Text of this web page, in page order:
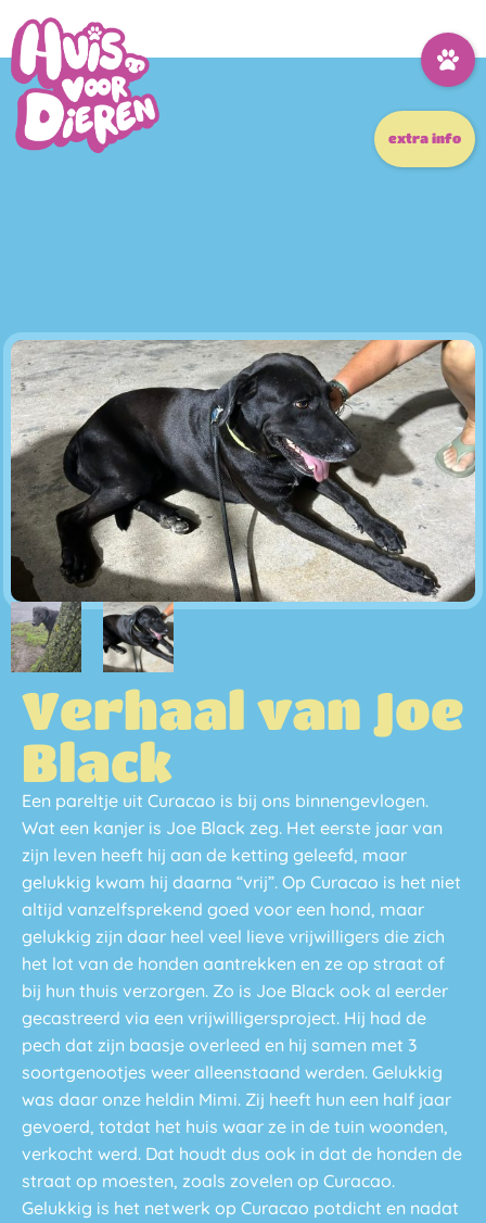
extra info
Verhaal van Joe
Black
Een pareltje uit Curacao is bij ons binnengevlogen.
Wat een kanjer is Joe Black zeg. Het eerste jaar van
zijn leven heeft hij aan de ketting geleefd, maar
gelukkig kwam hij daarna “vrij”. Op Curacao is het niet
altijd vanzelfsprekend goed voor een hond, maar
gelukkig zijn daar heel veel lieve vrijwilligers die zich
het lot van de honden aantrekken en ze op straat of
bij hun thuis verzorgen. Zo is Joe Black ook al eerder
gecastreerd via een vrijwilligersproject. Hij had de
pech dat zijn baasje overleed en hij samen met 3
soortgenootjes weer alleenstaand werden. Gelukkig
was daar onze heldin Mimi. Zij heeft hun een half jaar
gevoerd, totdat het huis waar ze in de tuin woonden,
verkocht werd. Dat houdt dus ook in dat de honden de
straat op moesten, zoals zovelen op Curacao.
Gelukkig is het netwerk op Curacao potdicht en nadat